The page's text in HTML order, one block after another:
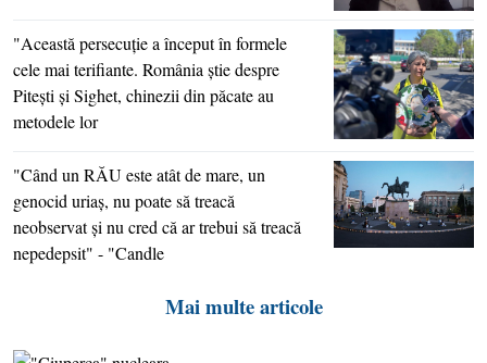
"Această persecuţie a început în formele
cele mai terifiante. România ştie despre
Piteşti şi Sighet, chinezii din păcate au
metodele lor
"Când un RĂU este atât de mare, un
genocid uriaş, nu poate să treacă
neobservat şi nu cred că ar trebui să treacă
nepedepsit" - "Candle
Mai multe articole